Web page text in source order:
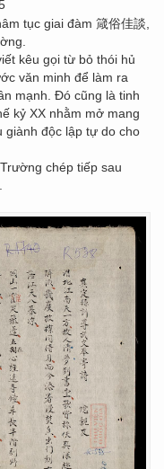
tục giai đàm 箴俗佳談,
kêu gọi từ bỏ thói hủ
văn minh để làm ra
mạnh. Đó cũng là tinh
kỷ XX nhằm mở mang
giành độc lập tự do cho
chép tiếp sau